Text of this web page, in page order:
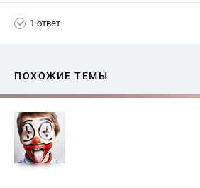
1 ответ
ПОХОЖИЕ ТЕМЫ